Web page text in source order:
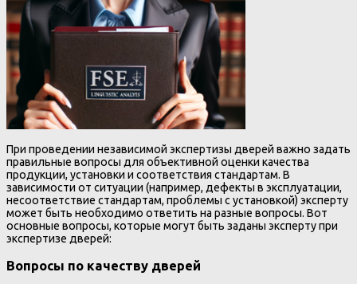
При проведении независимой экспертизы дверей важно задать
правильные вопросы для объективной оценки качества
продукции, установки и соответствия стандартам. В
зависимости от ситуации (например, дефекты в эксплуатации,
несоответствие стандартам, проблемы с установкой) эксперту
может быть необходимо ответить на разные вопросы. Вот
основные вопросы, которые могут быть заданы эксперту при
экспертизе дверей:
Вопросы по качеству дверей